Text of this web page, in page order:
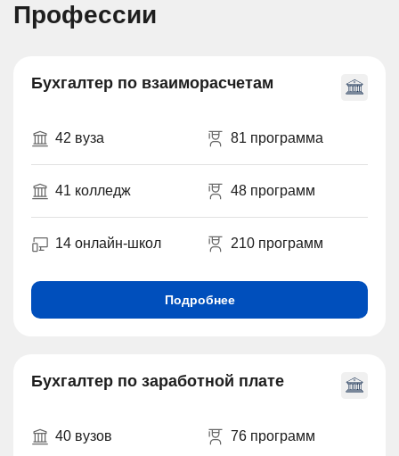
Профессии
Бухгалтер по взаиморасчетам
42 вуза 81 программа
41 колледж 48 программ
14 онлайн-школ 210 программ
Подробнее
Бухгалтер по заработной плате
40 вузов 76 программ